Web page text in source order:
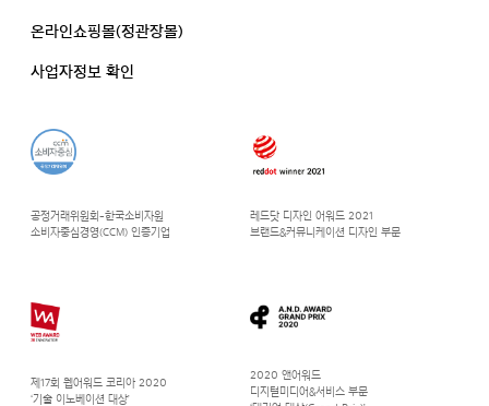
공정거래위원회-한국소비자원
소비자중심경영(CCM) 인증기업
레드닷 디자인 어워드 2021
브랜드&커뮤니케이션 디자인 부문
제17회 웹어워드 코리아 2020
‘기술 이노베이션 대상’
2020 앤어워드
디지털미디어&서비스 부문
온라인쇼핑몰(정관장몰)
사업자정보 확인